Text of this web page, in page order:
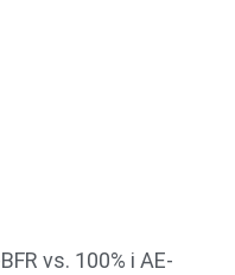
vs. 100% i AE-